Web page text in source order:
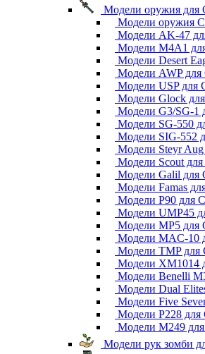
Модели оружия для
Модели оружия
Модели AK-47
Модели M4A1
Модели Desert
Модели AWP для
Модели USP для
Модели Glock
Модели G3/SG-1
Модели SG-550
Модели SIG-552
Модели Steyr Aug
Модели Scout для
Модели Galil для
Модели Famas
Модели P90 для
Модели UMP45
Модели MP5 для
Модели MAC-10
Модели TMP для
Модели XM1014
Модели Benelli
Модели Dual
Модели Five
Модели P228 для
Модели M249
Модели рук зомби